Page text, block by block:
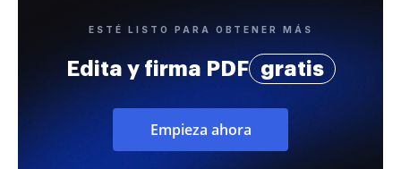
ESTÉ LISTO PARA OBTENER MÁS
Edita y firma PDF gratis
Empieza ahora